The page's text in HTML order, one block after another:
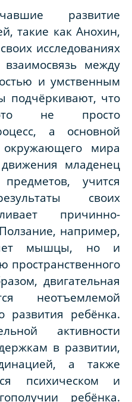
развитие
такие как Анохин,
исследованиях
между
и умственным
подчёркивают, что
не просто
а основной
мира
младенец
предметов, учится
своих
причинно-
например,
мышцы, но и
пространственного
двигательная
неотъемлемой
развития ребёнка.
активности
в развитии,
а также
психическом и
ребёнка.